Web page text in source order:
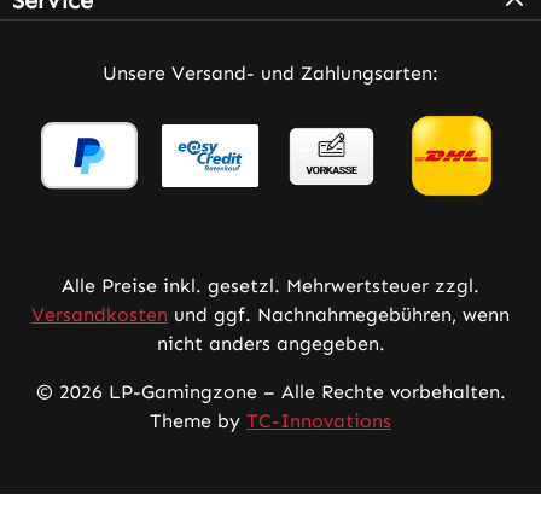
Unsere Versand- und Zahlungsarten:
Alle Preise inkl. gesetzl. Mehrwertsteuer zzgl.
Versandkosten und ggf. Nachnahmegebühren, wenn
nicht anders angegeben.
© 2026 LP-Gamingzone – Alle Rechte vorbehalten.
Theme by TC-Innovations